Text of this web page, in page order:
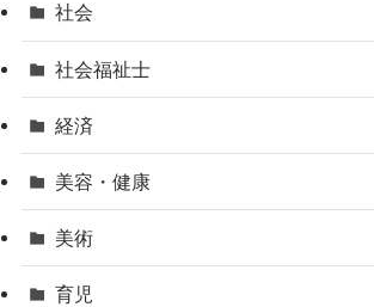
社会
社会福祉士
経済
美容・健康
美術
育児